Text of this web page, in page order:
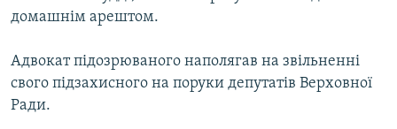
домашнім арештом.
Адвокат підозрюваного наполягав на звільненні
свого підзахисного на поруки депутатів Верховної
Ради.